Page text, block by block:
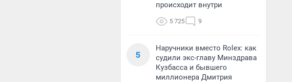
происходит внутри
5 725 9
5
Наручники вместо Rolex: как
судили экс-главу Минздрава
Кузбасса и бывшего
миллионера Дмитрия